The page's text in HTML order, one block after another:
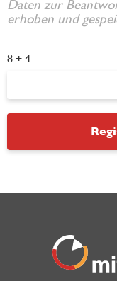
Daten zur
erhoben und
8 + 4 =